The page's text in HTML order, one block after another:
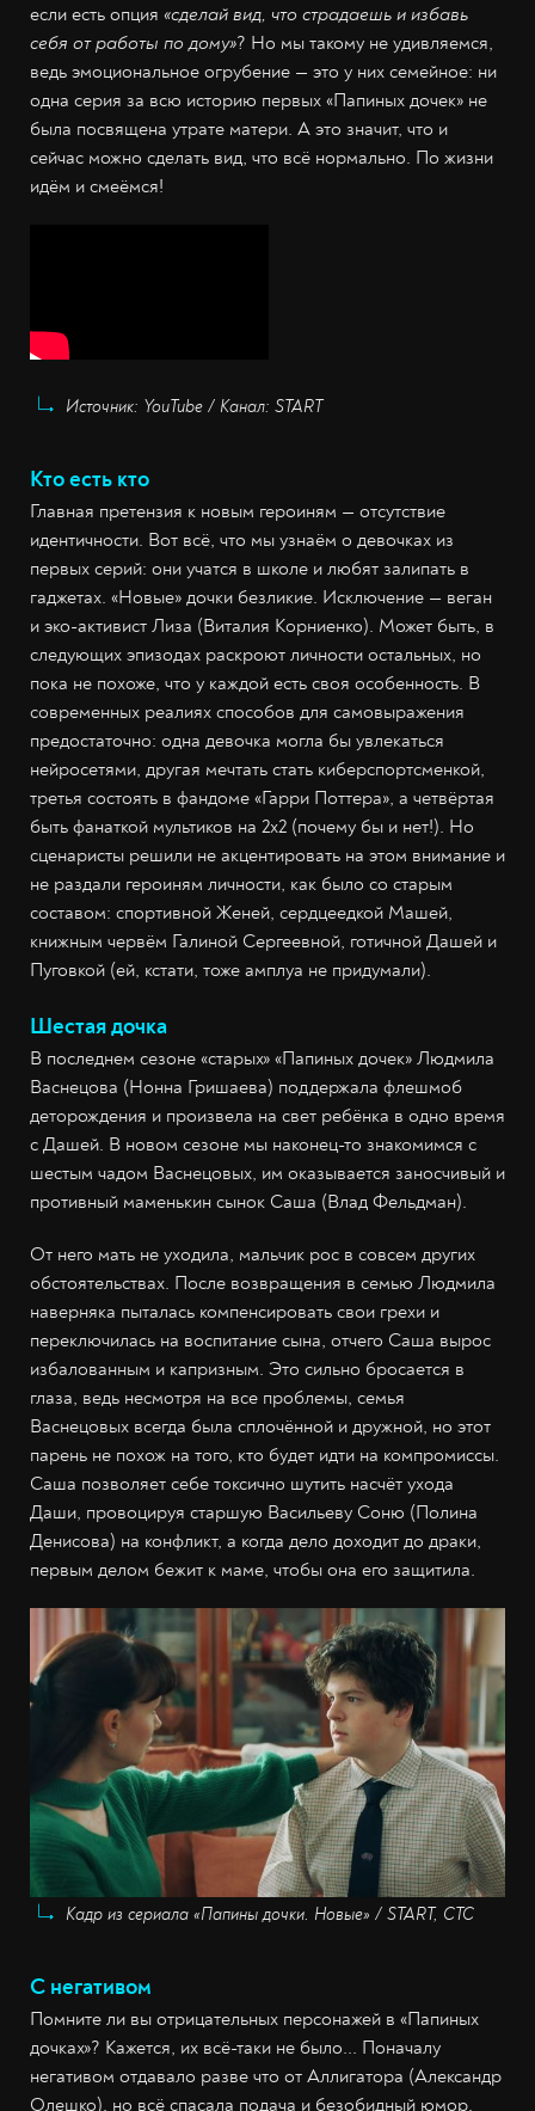
если есть опция «сделай вид, что страдаешь и избавь
себя от работы по дому»? Но мы такому не удивляемся,
ведь эмоциональное огрубение — это у них семейное: ни
одна серия за всю историю первых «Папиных дочек» не
была посвящена утрате матери. А это значит, что и
сейчас можно сделать вид, что всё нормально. По жизни
идём и смеёмся!
Источник: YouTube / Канал: START
Кто есть кто
Главная претензия к новым героиням — отсутствие
идентичности. Вот всё, что мы узнаём о девочках из
первых серий: они учатся в школе и любят залипать в
гаджетах. «Новые» дочки безликие. Исключение — веган
и эко-активист Лиза (Виталия Корниенко). Может быть, в
следующих эпизодах раскроют личности остальных, но
пока не похоже, что у каждой есть своя особенность. В
современных реалиях способов для самовыражения
предостаточно: одна девочка могла бы увлекаться
нейросетями, другая мечтать стать киберспортсменкой,
третья состоять в фандоме «Гарри Поттера», а четвёртая
быть фанаткой мультиков на 2х2 (почему бы и нет!). Но
сценаристы решили не акцентировать на этом внимание и
не раздали героиням личности, как было со старым
составом: спортивной Женей, сердцеедкой Машей,
книжным червём Галиной Сергеевной, готичной Дашей и
Пуговкой (ей, кстати, тоже амплуа не придумали).
Шестая дочка
В последнем сезоне «старых» «Папиных дочек» Людмила
Васнецова (Нонна Гришаева) поддержала флешмоб
деторождения и произвела на свет ребёнка в одно время
с Дашей. В новом сезоне мы наконец-то знакомимся с
шестым чадом Васнецовых, им оказывается заносчивый и
противный маменькин сынок Саша (Влад Фельдман).
От него мать не уходила, мальчик рос в совсем других
обстоятельствах. После возвращения в семью Людмила
наверняка пыталась компенсировать свои грехи и
переключилась на воспитание сына, отчего Саша вырос
избалованным и капризным. Это сильно бросается в
глаза, ведь несмотря на все проблемы, семья
Васнецовых всегда была сплочённой и дружной, но этот
парень не похож на того, кто будет идти на компромиссы.
Саша позволяет себе токсично шутить насчёт ухода
Даши, провоцируя старшую Васильеву Соню (Полина
Денисова) на конфликт, а когда дело доходит до драки,
первым делом бежит к маме, чтобы она его защитила.
Кадр из сериала «Папины дочки. Новые» / START, СТС
С негативом
Помните ли вы отрицательных персонажей в «Папиных
дочках»? Кажется, их всё-таки не было... Поначалу
негативом отдавало разве что от Аллигатора (Александр
Олешко), но всё спасала подача и безобидный юмор.